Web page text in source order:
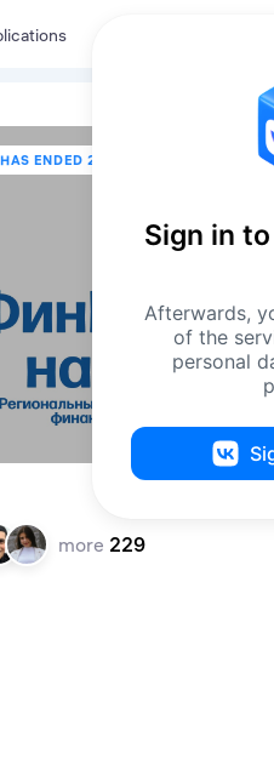
ENDED 2 JUNE В 15:30
more 229
Sign in
Afterwards,
of the
personal